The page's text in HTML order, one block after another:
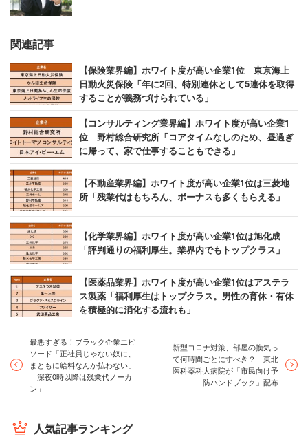
関連記事
【保険業界編】ホワイト度が高い企業1位 東京海上
日動火災保険「年に2回、特別連休として5連休を取得
することが義務づけられている」
【コンサルティング業界編】ホワイト度が高い企業1
位 野村総合研究所「コアタイムなしのため、昼過ぎ
に帰って、家で仕事することもできる」
【不動産業界編】ホワイト度が高い企業1位は三菱地
所「残業代はもちろん、ボーナスも多くもらえる」
【化学業界編】ホワイト度が高い企業1位は旭化成
「評判通りの福利厚生。業界内でもトップクラス」
【医薬品業界】ホワイト度が高い企業1位はアステラ
ス製薬「福利厚生はトップクラス。男性の育休・有休
を積極的に消化する流れも」
最悪すぎる！ブラック企業エピ
ソード「正社員じゃない奴に、
まともに給料なんか払わない」
「深夜0時以降は残業代ノーカ
ン」
新型コロナ対策、部屋の換気っ
て何時間ごとにすべき？ 東北
医科薬科大病院が「市民向け予
防ハンドブック」配布
人気記事ランキング